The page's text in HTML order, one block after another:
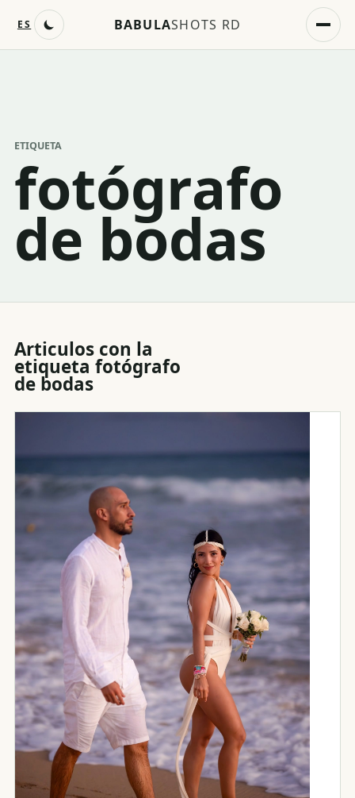
ES BABULASHOTS RD
ETIQUETA
fotógrafo
de bodas
Articulos con la
etiqueta fotógrafo
de bodas